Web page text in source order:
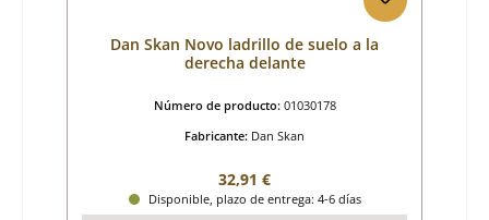
Dan Skan Novo ladrillo de suelo a la
derecha delante
Número de producto: 01030178
Fabricante: Dan Skan
Precio normal:
32,91 €
Disponible, plazo de entrega: 4-6 días